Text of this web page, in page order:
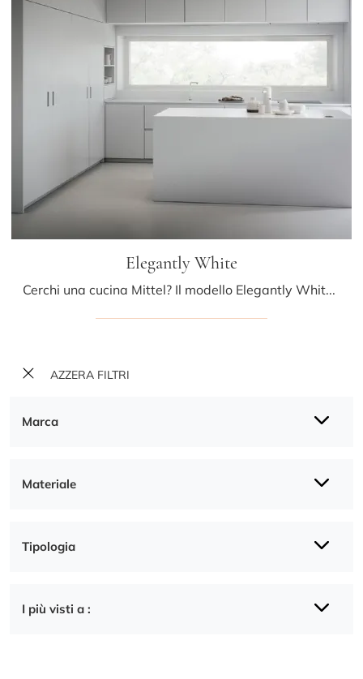
AZZERA FILTRI
Marca
Materiale
Tipologia
I più visti a :
Elegantly White
Cerchi una cucina Mittel? Il modello Elegantly White in laccato opaco ti attende nel nostro negozio di Cucine Design con isola.